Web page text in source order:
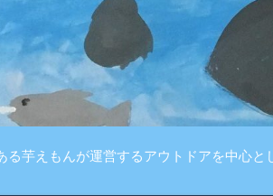
る芋えもんが運営するアウトドアを中心と